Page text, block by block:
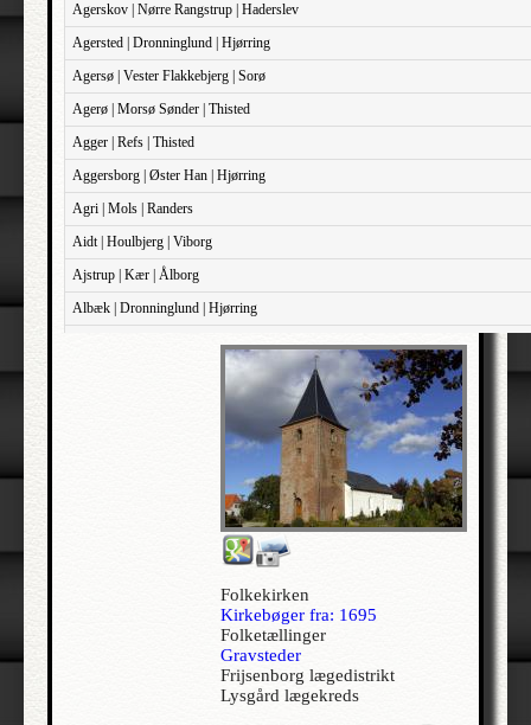
Agerskov | Nørre Rangstrup | Haderslev
Agersted | Dronninglund | Hjørring
Agersø | Vester Flakkebjerg | Sorø
Agerø | Morsø Sønder | Thisted
Agger | Refs | Thisted
Aggersborg | Øster Han | Hjørring
Agri | Mols | Randers
Aidt | Houlbjerg | Viborg
Ajstrup | Kær | Ålborg
Albæk | Dronninglund | Hjørring
Albæk | Støvring | Randers
Albøge | Djurs Sønder | Randers
Alderslyst | Gjern | Skanderborg
Aldersro | Sokkelund | København
Allehelgen | Sokkelund | København
Aller | Sønder Tyrstrup | Haderslev
Allerød - Jesu Kristi Kirke af Sidste Dages Hellige | Lynge-Frederiksborg |
Alleshave | Skippinge | Holbæk
Folkekirken
Kirkebøger fra: 1695
Folketællinger
Gravsteder
Frijsenborg lægedistrikt
Lysgård lægekreds